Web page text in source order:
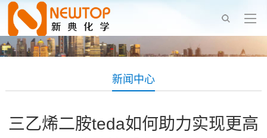
新闻中心
三乙烯二胺teda如何助力实现更高